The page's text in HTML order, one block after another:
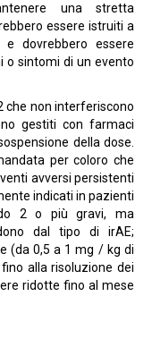
una stretta
essere istruiti a
dovrebbero essere
o sintomi di un evento
che non interferiscono
gestiti con farmaci
della dose.
per coloro che
avversi persistenti
indicati in pazienti
2 o più gravi, ma
dal tipo di irAE;
(da 0,5 a 1 mg / kg di
alla risoluzione dei
ridotte fino al mese